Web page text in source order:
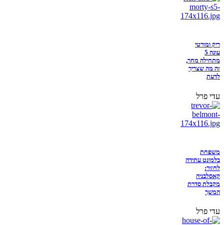
ריק ומורטי
עונה 5
מתחילה מחר,
זה מה שצריך
לדעת
עדי פרל
משפחת
בלמונט עתידה
לחזור:
קאסלבניה
מקבלת סדרת
המשך
עדי פרל